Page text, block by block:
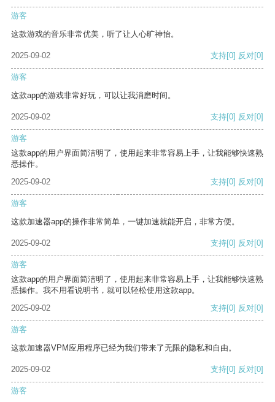
游客
这款游戏的音乐非常优美，听了让人心旷神怡。
2025-09-02 支持[0] 反对[0]
游客
这款app的游戏非常好玩，可以让我消磨时间。
2025-09-02 支持[0] 反对[0]
游客
这款app的用户界面简洁明了，使用起来非常容易上手，让我能够快速熟
悉操作。
2025-09-02
支持[0] 反对[0]
游客
这款加速器app的操作非常简单，一键加速就能开启，非常方便。
2025-09-02 支持[0] 反对[0]
游客
这款app的用户界面简洁明了，使用起来非常容易上手，让我能够快速熟
悉操作。我不用看说明书，就可以轻松使用这款app。
2025-09-02
支持[0] 反对[0]
游客
这款加速器VPM应用程序已经为我们带来了无限的隐私和自由。
2025-09-02 支持[0] 反对[0]
游客